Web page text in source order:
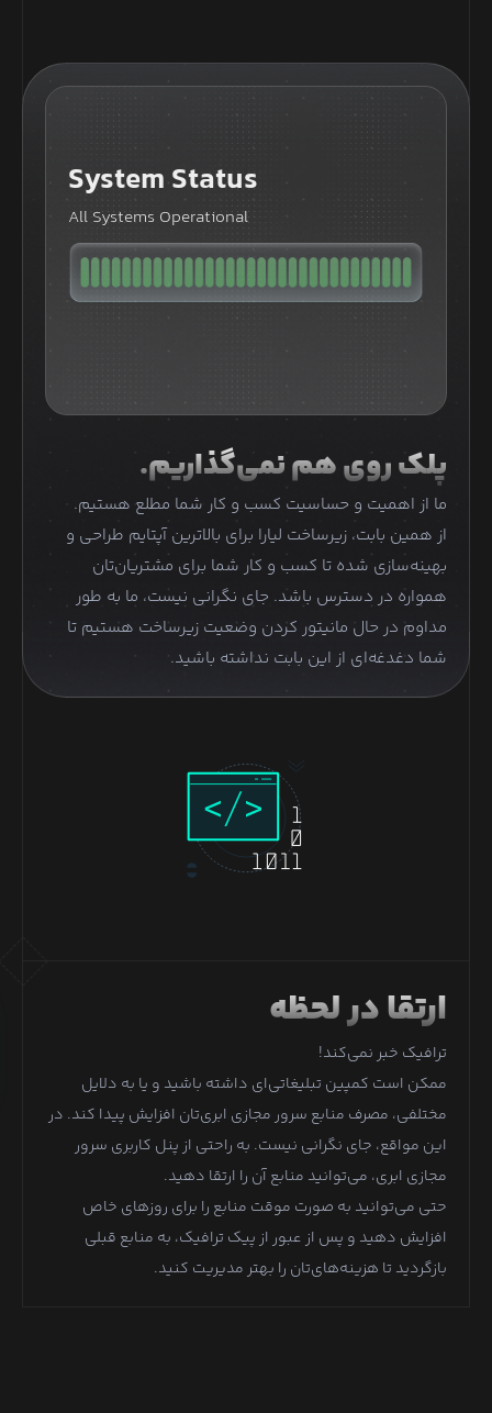
System Status
All Systems Operational
پلک روی هم نمی‌گذاریم.
ما از اهمیت و حساسیت کسب و کار شما مطلع هستیم.
از همین بابت، زیرساخت لیارا برای بالاترین آپتایم طراحی و
بهینه‌سازی شده تا کسب و کار شما برای مشتریان‌تان
همواره در دسترس باشد. جای نگرانی نیست، ما به طور
مداوم در حال مانیتور کردن وضعیت زیرساخت هستیم تا
شما دغدغه‌ای از این بابت نداشته باشید.
ارتقا در لحظه
ترافیک خبر نمی‌کند!
ممکن است کمپین تبلیغاتی‌ای داشته باشید و یا به دلایل
مختلفی، مصرف منابع سرور مجازی ابری‌تان افزایش پیدا کند. در
این مواقع، جای نگرانی نیست. به راحتی از پنل کاربری سرور
مجازی ابری، می‌توانید منابع آن را ارتقا دهید.
حتی می‌توانید به صورت موقت منابع را برای روزهای خاص
افزایش دهید و پس از عبور از پیک ترافیک، به منابع قبلی
بازگردید تا هزینه‌های‌تان را بهتر مدیریت کنید.